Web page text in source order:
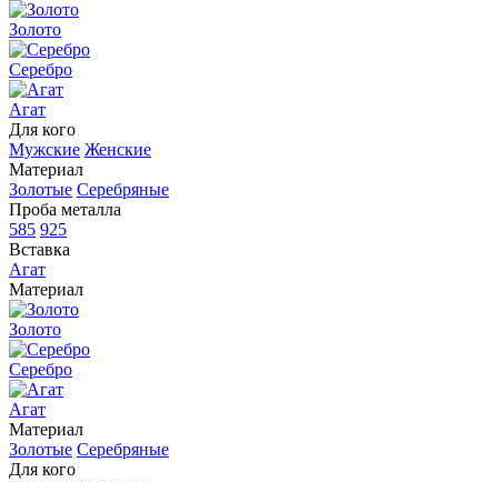
Золото
Серебро
Агат
Для кого
Мужские Женские
Материал
Золотые Серебряные
Проба металла
585 925
Вставка
Агат
Материал
Золото
Серебро
Агат
Материал
Золотые Серебряные
Для кого